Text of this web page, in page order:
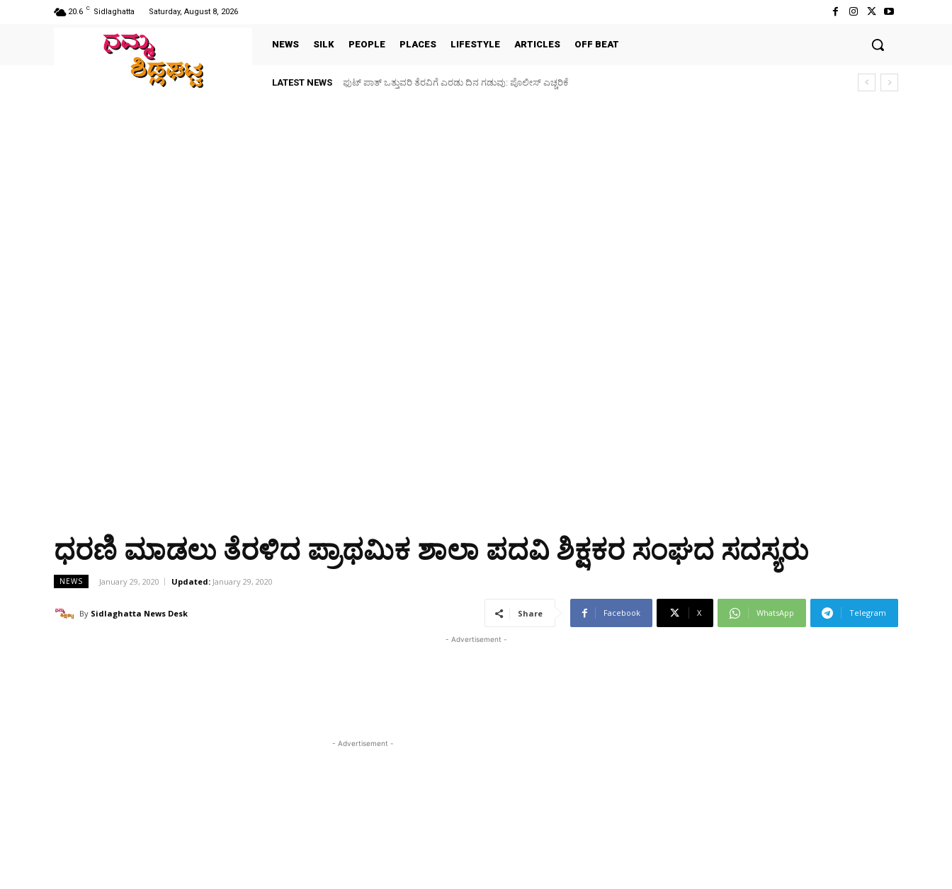
20.6 C Sidlaghatta Saturday, August 8, 2026
NEWS SILK PEOPLE PLACES LIFESTYLE ARTICLES OFF BEAT
LATEST NEWS ಫುಟ್‌ ಪಾತ್ ಒತ್ತುವರಿ ತೆರವಿಗೆ ಎರಡು ದಿನ ಗಡುವು: ಪೊಲೀಸ್ ಎಚ್ಚರಿಕೆ
ಪಶು ಆರೋಗ್ಯ ತಪಾಸಣೆ ಶಿಬಿರ: ಕೃಷಿ ವಿದ್ಯಾರ್ಥಿಗಳಿಂದ ಉಚಿತ ಚಿಕಿತ್ಸೆ
ಧರಣಿ ಮಾಡಲು ತೆರಳಿದ ಪ್ರಾಥಮಿಕ ಶಾಲಾ ಪದವಿ ಶಿಕ್ಷಕರ ಸಂಘದ ಸದಸ್ಯರು
NEWS January 29, 2020 Updated: January 29, 2020
By Sidlaghatta News Desk Share Facebook X WhatsApp Telegram
- Advertisement -
- Advertisement -